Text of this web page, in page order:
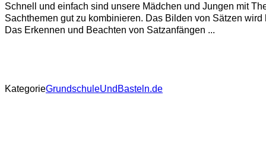
Schnell und einfach sind unsere Mädchen und Jungen mit
Sachthemen gut zu kombinieren. Das Bilden von Sätzen
Das Erkennen und Beachten von Satzanfängen ...
KategorieGrundschuleUndBasteln.de